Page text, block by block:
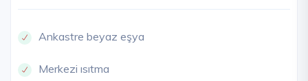
Ankastre beyaz eşya
Merkezi ısıtma